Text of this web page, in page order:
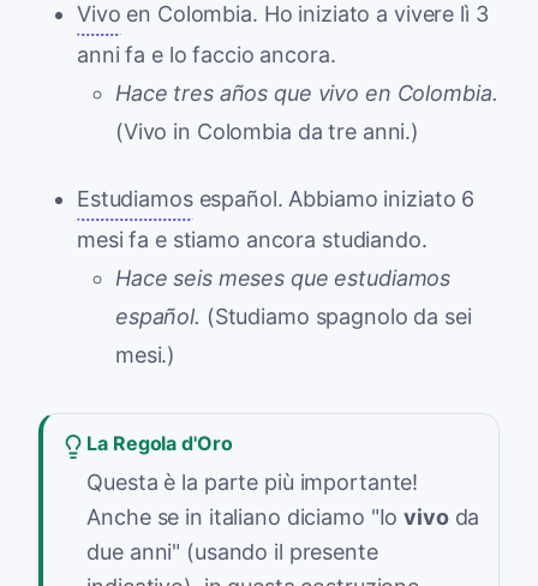
Vivo en Colombia. Ho iniziato a vivere lì 3
anni fa e lo faccio ancora.
Hace tres años que vivo en Colombia.
(Vivo in Colombia da tre anni.)
Estudiamosespañol. Abbiamo iniziato 6
mesi fa e stiamo ancora studiando.
Hace seis meses que estudiamos
español. (Studiamo spagnolo da sei
mesi.)
La Regola d'Oro
Questa è la parte più importante!
Anche se in italiano diciamo "Iovivoda
due anni" (usando il presente